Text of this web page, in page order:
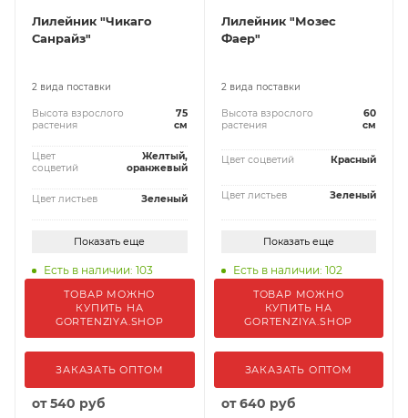
Лилейник "Чикаго
Санрайз"
2 вида поставки
Высота взрослого
растения
75
см
Цвет
соцветий
Желтый,
оранжевый
Цвет листьев Зеленый
Показать еще
Есть в наличии: 103
ТОВАР МОЖНО
КУПИТЬ НА
GORTENZIYA.SHOP
ЗАКАЗАТЬ ОПТОМ
от540 руб
Лилейник "Мозес
Фаер"
2 вида поставки
Высота взрослого
растения
60
см
Цвет соцветий Красный
Цвет листьев Зеленый
Показать еще
Есть в наличии: 102
ТОВАР МОЖНО
КУПИТЬ НА
GORTENZIYA.SHOP
ЗАКАЗАТЬ ОПТОМ
от640 руб